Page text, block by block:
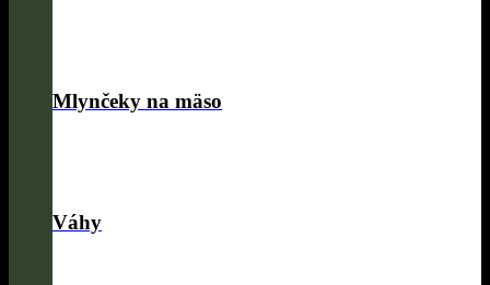
Mlynčeky na mäso
Váhy